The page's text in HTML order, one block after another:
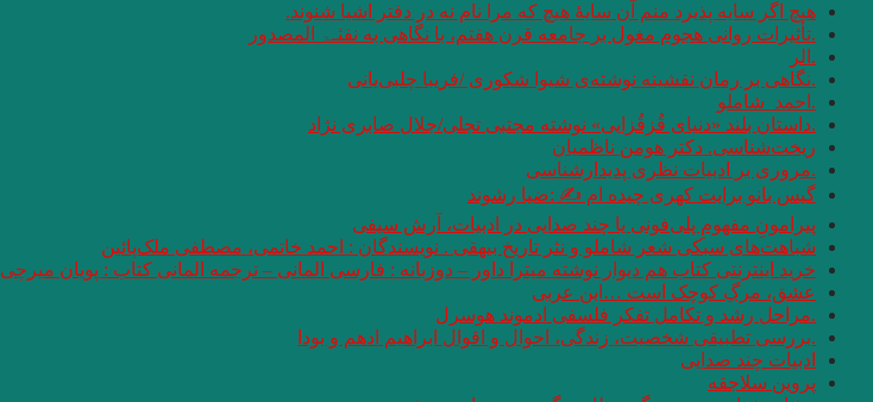
هیچ اگر سایه پذیرد منم آن سایهٔ هیچ که مرا نام نه در دفتر اشیا شنوند.
.تأثیرات روانی هجوم مغول بر جامعه قرن هفتم، با نگاهی به نفثـۃ المصدور
.الر
.نگاهی بر رمان نقشینه نوشته‌ی شیوا شکوری /فریبا چلبی‌یانی
.احمد_شاملو
.داستان بلند «دنیای قُزقُزایی» نوشته مجتبی تجلی/جلال صابری نژاد
ریخت‌شناسی. دکتر هومن ناظمیان
.مروری بر ادبیات نظری پدیدارشناسی
گیس بانو برایت کهری چیده ام ✍ :ضیا رشوند
پیرامونِ مفهومِ پلی‌فونی یا چند صدایی در ادبیات، آرش سیفی
شباهت‌های سبکی شعر شاملو و نثر تاریخ بیهقی . نویسندگان : احمد خاتمی، مصطفی ملک‌پائین
خرید اینترنتی کتاب هم دیوار نوشته میترا داور – دوزبانه : فارسی المانی – ترجمه المانی کتاب : پویان میرچی
عشق، مرگِ کوچک است …ابن عربی
.مراحل رشد و تکامل تفکر فلسفی ادموند هوسرل
.بررسی تطبیقی شخصیت، زندگی، احوال و اقوال ابراهیم ادهم و بودا
ادبیات چند صدایی
پروین سلاجقه